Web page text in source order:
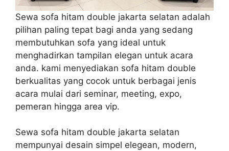
Sewa sofa hitam double jakarta selatan adalah
pilihan paling tepat bagi anda yang sedang
membutuhkan sofa yang ideal untuk
menghadirkan tampilan elegan untuk acara
anda. kami menyediakan sofa hitam double
berkualitas yang cocok untuk berbagai jenis
acara mulai dari seminar, meeting, expo,
pemeran hingga area vip.
Sewa sofa hitam double jakarta selatan
mempunyai desain simpel elegean, modern,